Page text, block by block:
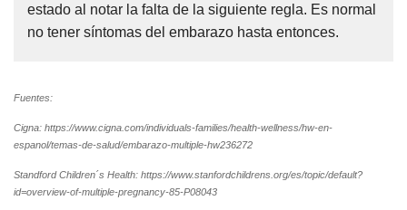
estado al notar la falta de la siguiente regla. Es normal
no tener síntomas del embarazo hasta entonces.
Fuentes:
Cigna: https://www.cigna.com/individuals-families/health-wellness/hw-en-
espanol/temas-de-salud/embarazo-multiple-hw236272
Standford Children´s Health: https://www.stanfordchildrens.org/es/topic/default?
id=overview-of-multiple-pregnancy-85-P08043